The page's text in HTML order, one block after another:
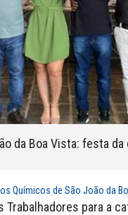
da Boa Vista: festa da
Químicos de São João da
Trabalhadores para a